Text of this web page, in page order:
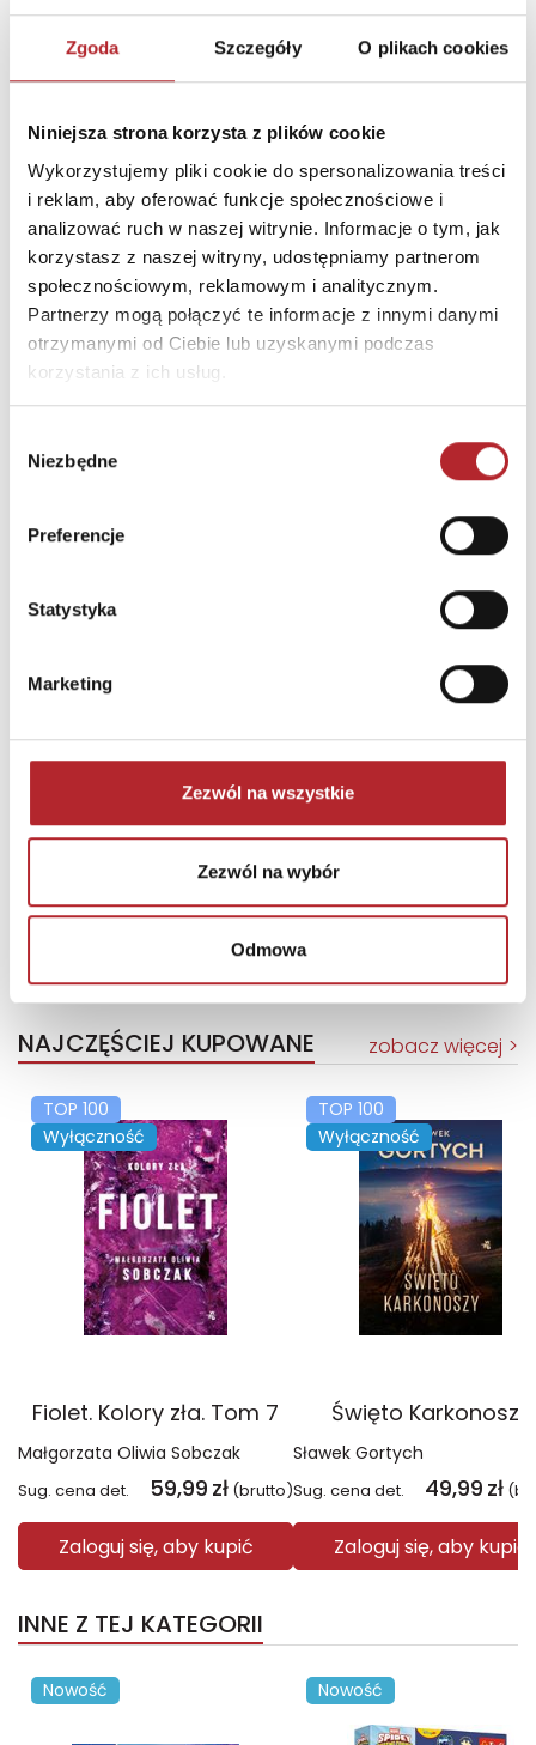
Zgoda Szczegóły O plikach cookies
Niniejsza strona korzysta z plików cookie
Wykorzystujemy pliki cookie do spersonalizowania treści
i reklam, aby oferować funkcje społecznościowe i
analizować ruch w naszej witrynie. Informacje o tym, jak
korzystasz z naszej witryny, udostępniamy partnerom
społecznościowym, reklamowym i analitycznym.
Partnerzy mogą połączyć te informacje z innymi danymi
otrzymanymi od Ciebie lub uzyskanymi podczas
korzystania z ich usług.
zgody
Niezbędne
Preferencje
Statystyka
Marketing
Zezwól na wszystkie
Zezwól na wybór
Odmowa
DANE OSOBY ODPOWIEDZIALNEJ
Nazwa
G3 SPÓŁKA Z
ODPOWIEDZIALNOŚCIĄ
SPÓŁKA KOMANDYTOWA
Ulica
ul. Spółdzielców 18A
Kod pocztowy
62-510
Miasto
Konin
E-mail
INNI KLIENCI KUPOWALI
Puzzle 24 Moto Traktor CzuCzu
Sug. cena det. 69,90zł(brutto)
Zaloguj się, aby kupić
NAJCZĘŚCIEJ KUPOWANE zobacz więcej
TOP 100
Wyłączność
Fiolet. Kolory zła. Tom 7
Małgorzata Oliwia Sobczak
Sug. cena det. 59,99 zł (brutto)
Zaloguj się, aby kupić
TOP 100
Wyłączność
Święto Karkonoszy
Sławek Gortych
Sug. cena det. 49,99 zł
Zaloguj się, aby kupić
INNE Z TEJ KATEGORII
Nowość Nowość